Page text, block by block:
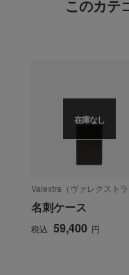
このカテ
在庫なし
Valextra（ヴァレクストラ
名刺ケース
税込 59,400 円